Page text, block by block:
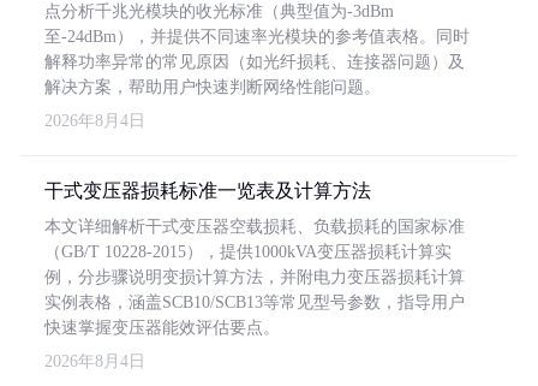
点分析千兆光模块的收光标准（典型值为-3dBm
至-24dBm），并提供不同速率光模块的参考值表格。同时
解释功率异常的常见原因（如光纤损耗、连接器问题）及
解决方案，帮助用户快速判断网络性能问题。
2026年8月4日
干式变压器损耗标准一览表及计算方法
本文详细解析干式变压器空载损耗、负载损耗的国家标准
（GB/T 10228-2015），提供1000kVA变压器损耗计算实
例，分步骤说明变损计算方法，并附电力变压器损耗计算
实例表格，涵盖SCB10/SCB13等常见型号参数，指导用户
快速掌握变压器能效评估要点。
2026年8月4日